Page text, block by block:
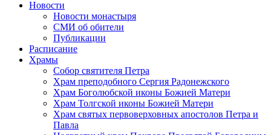
Новости
Новости монастыря
СМИ об обители
Публикации
Расписание
Храмы
Собор святителя Петра
Храм преподобного Сергия Радонежского
Храм Боголюбской иконы Божией Матери
Храм Толгской иконы Божией Матери
Храм святых первоверховных апостолов Петра и
Павла